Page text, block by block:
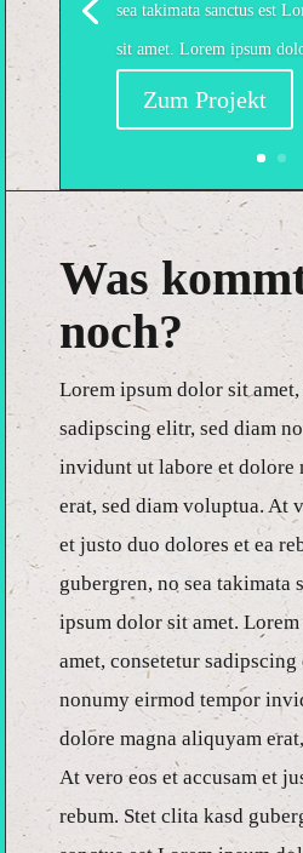
sea takimata sanctus est
sit amet. Lorem ipsum
Zum Projekt
Was
noch?
Lorem ipsum dolor sit
sadipscing elitr, sed diam
invidunt ut labore et dolore
erat, sed diam voluptua. At
et justo duo dolores et ea
gubergren, no sea takimata
ipsum dolor sit amet.
amet, consetetur
nonumy eirmod tempor
dolore magna aliquyam
At vero eos et accusam et
rebum. Stet clita kasd